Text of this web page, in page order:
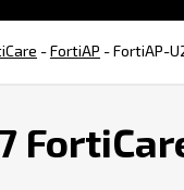
-FortiAP -FortiAP-